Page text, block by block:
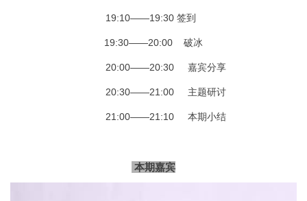
19:10——19:30 签到
19:30——20:00    破冰
20:00——20:30     嘉宾分享
20:30——21:00     主题研讨
21:00——21:10     本期小结
本期嘉宾